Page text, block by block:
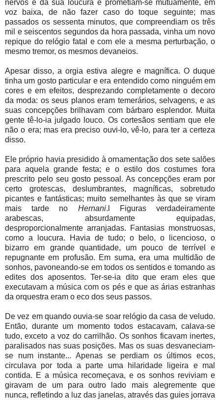
nervos e da sua loucura e prometiam-se mutuamente, em
voz baixa, de não fazer caso do toque seguinte; mas
passados os sessenta minutos, que compreendiam os três
mil e seiscentos segundos da hora passada, vinha um novo
repique do relógio fatal e com ele a mesma perturbação, o
mesmo tremor, os mesmos devaneios.
Apesar disso, a orgia estiva alegre e magnífica. O duque
tinha um gosto particular e era entendido como ninguém em
cores e em efeitos, desprezando completamente o decoro
da moda: os seus planos eram temerários, selvagens, e as
suas concepções brilhavam com bárbaro esplendor. Muita
gente tê-lo-ia julgado louco. Os cortesãos sentiam que ele
não o era; mas era preciso ouvi-lo, vê-lo, para ter a certeza
disso.
Ele próprio havia presidido à ornamentação dos sete salões
para aquela grande festa; e o estilo dos costumes fora
prescrito pelo seu gosto pessoal. As concepções eram por
certo grotescas, deslumbrantes, magníficas, sobretudo
picantes e fantásticas; muito semelhantes às que se viram
mais tarde no Hernani.l Figuras verdadeiramente
arabescas, absurdamente equipadas,
desproporcionalmente arranjadas. Fantasias monstruosas,
como a loucura. Havia de tudo; o belo, o licencioso, o
bizarro em grande quantidade, um pouco de terrível e
repugnante em profusão. Em suma, era uma multidão de
sonhos, pavoneando-se em todos os sentidos e tomando as
edites dos aposentos. Ter-se-ia dito que eram eles que
executavam a música com os pés e que as árias estranhas
da orquestra eram o eco dos seus passos.
De vez em quando ouvia-se soar relógio da casa de veludo.
Então, durante um momento todos estacavam, calava-se
tudo, exceto a voz do carrilhão. Os sonhos ficavam inertes,
paralisados nas suas posições. Mas os suas desvaneciam-
se num instante... Apenas se perdiam os últimos ecos,
circulava por toda a parte uma hilaridade ligeira e mal
contida. E a música recomeçava, e os sonhos reviviam e
giravam de um para outro lado mais alegremente que
nunca, refletindo a luz das janelas, através das guies jorrava